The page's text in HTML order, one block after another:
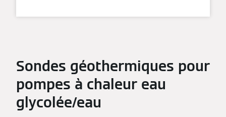
Sondes géothermiques pour
pompes à chaleur eau
glycolée/eau